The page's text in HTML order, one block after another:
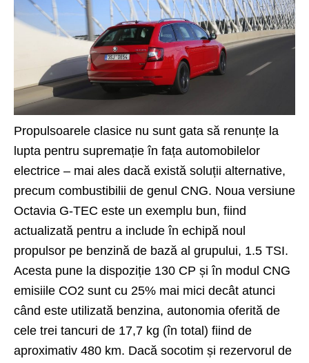
Propulsoarele clasice nu sunt gata să renunțe la
lupta pentru supremație în fața automobilelor
electrice – mai ales dacă există soluții alternative,
precum combustibilii de genul CNG. Noua versiune
Octavia G-TEC este un exemplu bun, fiind
actualizată pentru a include în echipă noul
propulsor pe benzină de bază al grupului, 1.5 TSI.
Acesta pune la dispoziție 130 CP și în modul CNG
emisiile CO2 sunt cu 25% mai mici decât atunci
când este utilizată benzina, autonomia oferită de
cele trei tancuri de 17,7 kg (în total) fiind de
aproximativ 480 km. Dacă socotim și rezervorul de